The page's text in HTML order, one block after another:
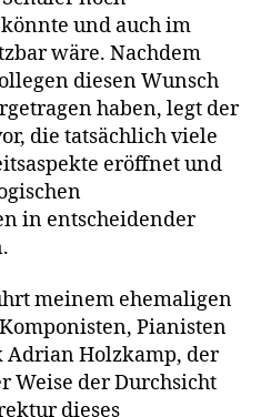
und auch im
wäre. Nachdem
diesen Wunsch
haben, legt der
die tatsächlich viele
eröffnet und
in entscheidender
meinem ehemaligen
Pianisten
Holzkamp, der
Weise der Durchsicht
dieses